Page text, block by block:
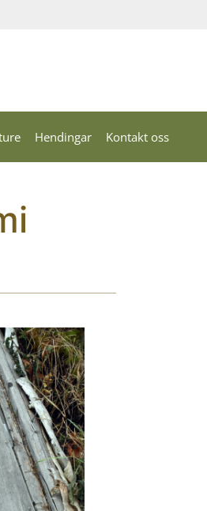
Hendingar Kontakt oss